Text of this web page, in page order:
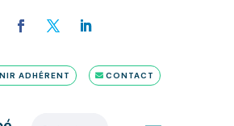
ADHÉRENT CONTACT